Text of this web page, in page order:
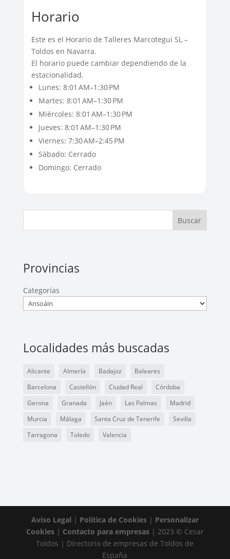
Horario
Este es el Horario de Talleres Marcotegui SL –
Toldos en Navarra.
El horario puede cambiar dependiendo de la
estacionalidad.
Lunes: 8:01 AM–1:30 PM
Martes: 8:01 AM–1:30 PM
Miércoles: 8:01 AM–1:30 PM
Jueves: 8:01 AM–1:30 PM
Viernes: 7:30 AM–2:45 PM
Sábado: Cerrado
Domingo: Cerrado
Buscar
Provincias
Categorías
Localidades más buscadas
Alicante Almería Badajoz
Baleares
Barcelona
Castellón Ciudad Real
Córdoba
Gerona
Granada Jaén Las Palmas
Madrid
Murcia
Málaga Santa Cruz de Tenerife
Sevilla
Tarragona
Toledo Valencia
Aviso Legal | Política de Cookies| Personalizar
Cookies| Contacto para empresas| 2023 © Cesar
Toldos | Directorio de empresas de Toldos de
España